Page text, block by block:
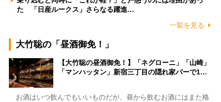
た 「日産ルークス」さらなる躍進…
一覧を見る
大竹聡の「昼酒御免！」
【大竹聡の昼酒御免！】「ネグローニ」「山崎」
「マンハッタン」新宿三丁目の隠れ家バーで1…
お酒はいつ飲んでもいいものだが、昼から飲むお酒にはまた格